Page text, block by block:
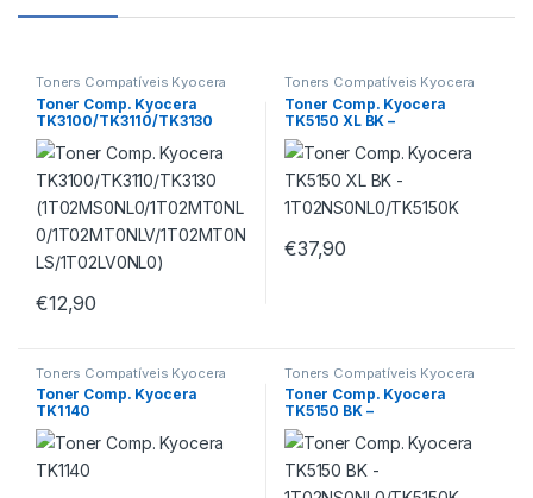
Toners Compatíveis Kyocera
Toner Comp. Kyocera
TK3100/TK3110/TK3130
(1T02MS0NL0/1T02MT0NL
0/1T02MT0NLV/1T02MT0N
LS/1T02LV0NL0)
€12,90
Toners Compatíveis Kyocera
Toner Comp. Kyocera
TK5150 XL BK –
1T02NS0NL0/TK5150K
€37,90
Toners Compatíveis Kyocera
Toner Comp. Kyocera
TK1140
Toners Compatíveis Kyocera
Toner Comp. Kyocera
TK5150 BK –
1T02NS0NL0/TK5150K